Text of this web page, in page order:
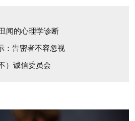
负
watch it spiral down
into insolvency,
leaving credulous
闻的心理学诊断
：告密者不容忽视
）诚信委员会